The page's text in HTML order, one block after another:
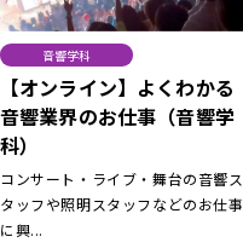
音響学科
【オンライン】よくわかる
音響業界のお仕事（音響学
科）
コンサート・ライブ・舞台の音響ス
タッフや照明スタッフなどのお仕事
に興...